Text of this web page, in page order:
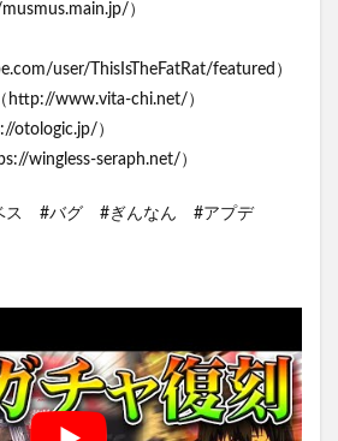
）
user/ThisIsTheFatRat/featured）
http://www.vita-chi.net/）
otologic.jp/）
wingless-seraph.net/）
ス #バグ #ぎんなん #アプデ